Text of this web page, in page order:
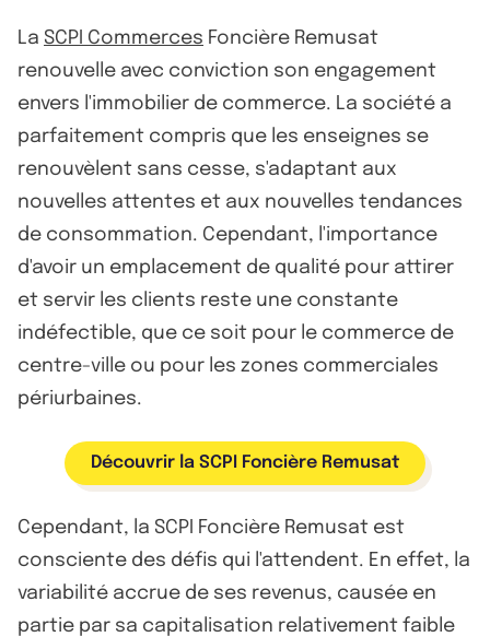
La SCPI Commerces Foncière Remusat
renouvelle avec conviction son engagement
envers l'immobilier de commerce. La société a
parfaitement compris que les enseignes se
renouvèlent sans cesse, s'adaptant aux
nouvelles attentes et aux nouvelles tendances
de consommation. Cependant, l'importance
d'avoir un emplacement de qualité pour attirer
et servir les clients reste une constante
indéfectible, que ce soit pour le commerce de
centre-ville ou pour les zones commerciales
périurbaines.
Découvrir la SCPI Foncière Remusat
Cependant, la SCPI Foncière Remusat est
consciente des défis qui l'attendent. En effet, la
variabilité accrue de ses revenus, causée en
partie par sa capitalisation relativement faible